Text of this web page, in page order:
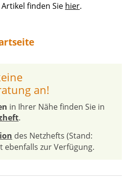
finden Sie hier.
an!
in Ihrer Nähe finden Sie in
.
des Netzhefts (Stand:
ebenfalls zur Verfügung.